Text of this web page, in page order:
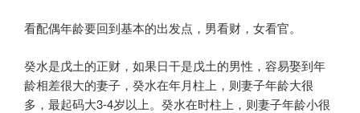
看配偶年龄要回到基本的出发点，男看财，女看官。
癸水是戊土的正财，如果日干是戊土的男性，容易娶到年
龄相差很大的妻子，癸水在年月柱上，则妻子年龄大很
多，最起码大3-4岁以上。癸水在时柱上，则妻子年龄小很